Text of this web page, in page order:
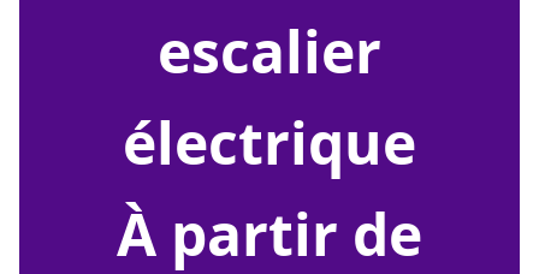
escalier
électrique
À partir de